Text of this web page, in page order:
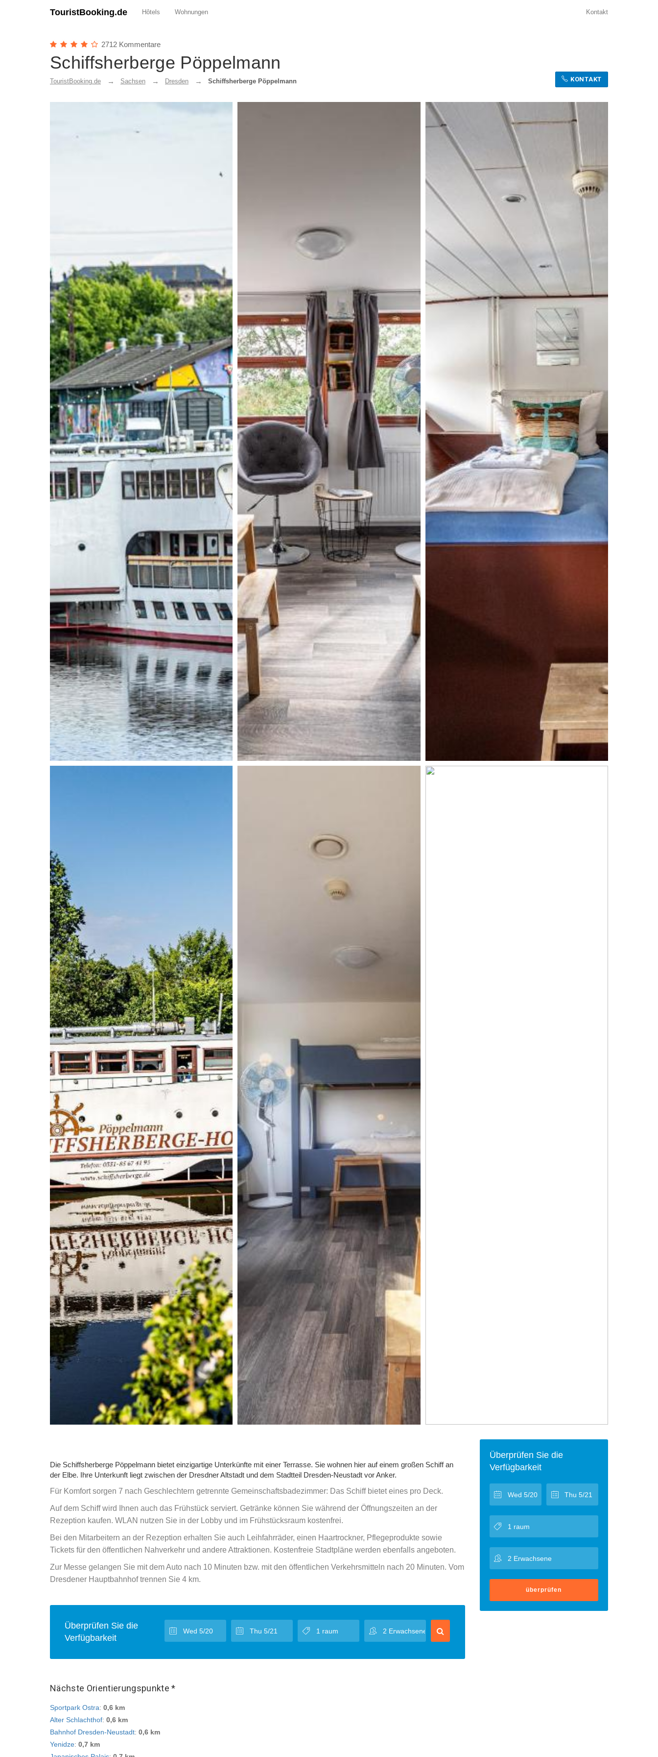
TouristBooking.de Hôtels Wohnungen Kontakt
2712 Kommentare
Schiffsherberge Pöppelmann
TouristBooking.de Sachsen Dresden Schiffsherberge Pöppelmann KONTAKT
Überprüfen Sie die
Verfügbarkeit
überprüfen
Die Schiffsherberge Pöppelmann bietet einzigartige Unterkünfte mit einer Terrasse. Sie wohnen hier auf einem großen Schiff an
der Elbe. Ihre Unterkunft liegt zwischen der Dresdner Altstadt und dem Stadtteil Dresden-Neustadt vor Anker.
Für Komfort sorgen 7 nach Geschlechtern getrennte Gemeinschaftsbadezimmer: Das Schiff bietet eines pro Deck.
Auf dem Schiff wird Ihnen auch das Frühstück serviert. Getränke können Sie während der Öffnungszeiten an der
Rezeption kaufen. WLAN nutzen Sie in der Lobby und im Frühstücksraum kostenfrei.
Bei den Mitarbeitern an der Rezeption erhalten Sie auch Leihfahrräder, einen Haartrockner, Pflegeprodukte sowie
Tickets für den öffentlichen Nahverkehr und andere Attraktionen. Kostenfreie Stadtpläne werden ebenfalls angeboten.
Zur Messe gelangen Sie mit dem Auto nach 10 Minuten bzw. mit den öffentlichen Verkehrsmitteln nach 20 Minuten. Vom
Dresdener Hauptbahnhof trennen Sie 4 km.
Überprüfen Sie die
Verfügbarkeit
Nächste Orientierungspunkte *
Sportpark Ostra: 0,6 km
Alter Schlachthof: 0,6 km
Bahnhof Dresden-Neustadt: 0,6 km
Yenidze: 0,7 km